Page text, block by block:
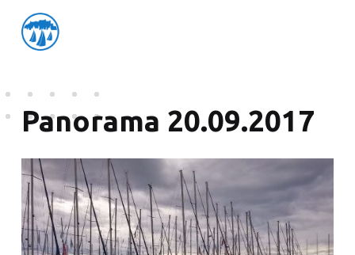
friedensflotte salzburg
Friedensflotte Salzburg
Panorama 20.09.2017